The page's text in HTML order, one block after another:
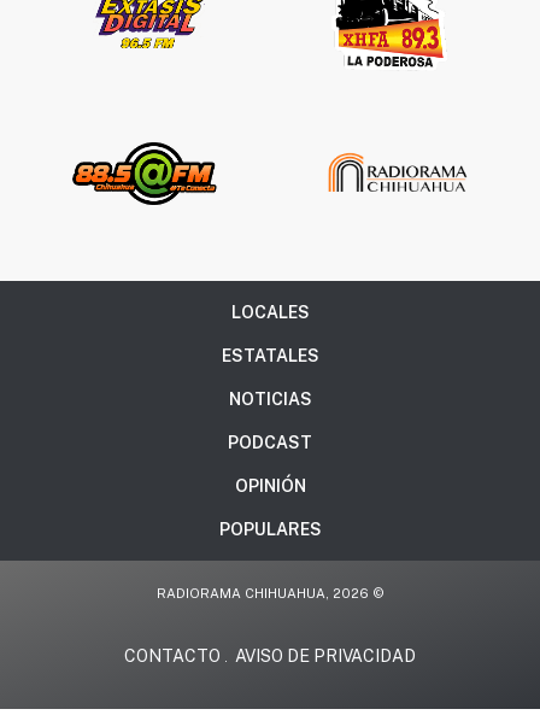
LOCALES
ESTATALES
NOTICIAS
PODCAST
OPINIÓN
POPULARES
RADIORAMA CHIHUAHUA, 2026 ©
CONTACTO AVISO DE PRIVACIDAD